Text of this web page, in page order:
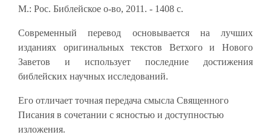
М.: Рос. Библейское о-во, 2011. - 1408 с.
Современный перевод основывается на лучших
изданиях оригинальных текстов Ветхого и Нового
Заветов и использует последние достижения
библейских научных исследований.
Его отличает точная передача смысла Священного
Писания в сочетании с ясностью и доступностью
изложения.